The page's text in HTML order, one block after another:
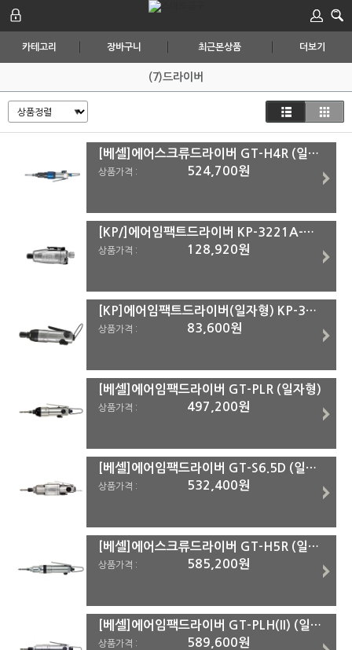
카테고리 장바구니 최근본상품 더보기
(7)드라이버
[베셀]에어스크류드라이버 GT-H4R (일자형)(주문건) 6.35mm
상품가격 : 524,700원
[KP/]에어임팩트드라이버 KP-3221A-QC (일자형)
상품가격 : 128,920원
[KP]에어임팩트드라이버(일자형) KP-3238
상품가격 : 83,600원
[베셀]에어임팩드라이버 GT-PLR (일자형)
상품가격 : 497,200원
[베셀]에어임팩드라이버 GT-S6.5D (일자형)
상품가격 : 532,400원
[베셀]에어스크류드라이버 GT-H5R (일자형)(주문건)
상품가격 : 585,200원
[베셀]에어임팩드라이버 GT-PLH(II) (일자형)(주문건)
상품가격 : 589,600원